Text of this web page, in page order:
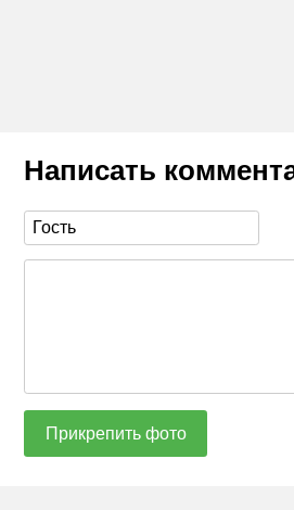
Написать
Прикрепить фото